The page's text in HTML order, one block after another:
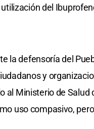
del
la defensoría del
y
Ministerio de Salud
uso compasivo,